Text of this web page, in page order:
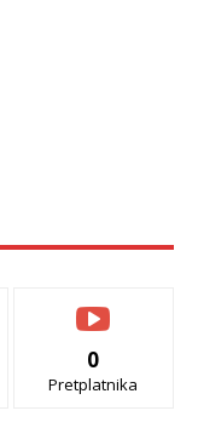
0
Pretplatnika